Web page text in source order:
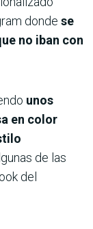
donde se
no iban con
unos
en color
de las
del